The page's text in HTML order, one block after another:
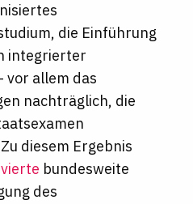
die Einführung
integrierter
vor allem das
nachträglich, die
diesem Ergebnis
bundesweite
des